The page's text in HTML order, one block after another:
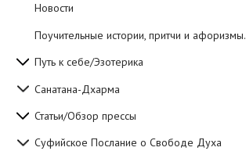
Новости
Поучительные истории, притчи и афоризмы.
Путь к себе/Эзотерика
Санатана-Дхарма
Статьи/Обзор прессы
Суфийское Послание о Свободе Духа